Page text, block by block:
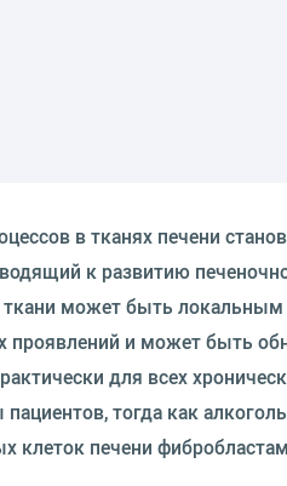
в тканях печени
к развитию
ткани может быть
проявлений и может быть
для всех
тогда как
клеток печени